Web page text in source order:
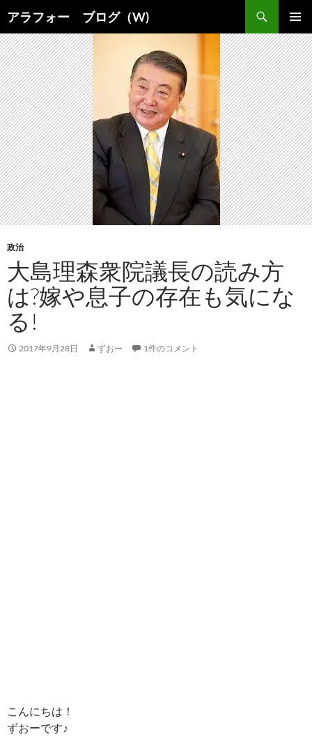
ン
テ
ン
ツ
へ
ス
キ
ッ
プ
アラフォー ブログ（W)
索
メインメ
ニュー
政治
大島理森衆院議長の読み方
は?嫁や息子の存在も気にな
る!
2017年9月28日 ずおー 1件のコメント
こんにちは！
ずおーです♪